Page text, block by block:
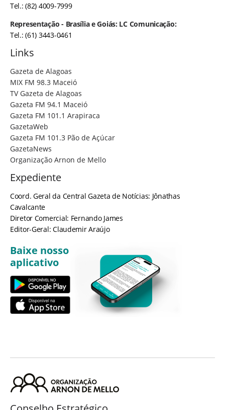
Tel.: (82) 4009-7999
Representação - Brasília e Goiás: LC Comunicação:
Tel.: (61) 3443-0461
Links
Gazeta de Alagoas
MIX FM 98.3 Maceió
TV Gazeta de Alagoas
Gazeta FM 94.1 Maceió
Gazeta FM 101.1 Arapiraca
GazetaWeb
Gazeta FM 101.3 Pão de Açúcar
GazetaNews
Organização Arnon de Mello
Expediente
Coord. Geral da Central Gazeta de Notícias: Jônathas
Cavalcante
Diretor Comercial: Fernando James
Editor-Geral: Claudemir Araújo
Baixe nosso
aplicativo